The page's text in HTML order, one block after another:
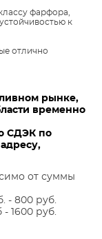
фарфора,
к
отлично
рынке,
временно
СДЭК по
от суммы
- 800 руб.
- 1600 руб.